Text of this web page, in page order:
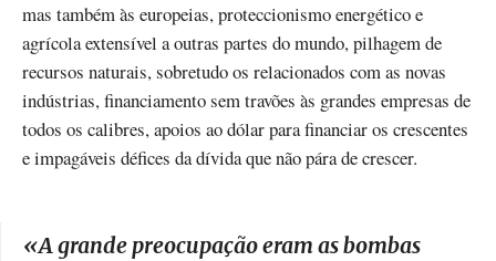
mas também às europeias, proteccionismo energético e
agrícola extensível a outras partes do mundo, pilhagem de
recursos naturais, sobretudo os relacionados com as novas
indústrias, financiamento sem travões às grandes empresas de
todos os calibres, apoios ao dólar para financiar os crescentes
e impagáveis défices da dívida que não pára de crescer.
«A grande preocupação eram as bombas